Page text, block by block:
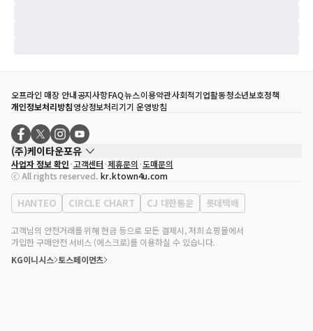
오프라인 매장 안내공지사항FAQ뉴스이용약관사회적기업활동청소년보호정책
개인정보처리방침영상정보처리기기 운영방침
(주)케이타운포유
대표자
송효민
사업자등록번호
120-87-71116
통신판매업 신고번호 제2011-서울강남-02223
대표전화
02-552-9855
사업자 정보 확인 고객센터 제휴문의 도매문의
ⓒ All rights reserved. kr.ktown4u.com
HANTEO CIRCLE CHART CJ 대한통운 롯데택배
고객님의 안전거래를 위해 현금 등으로 모든 결제시, 저희 쇼핑몰에서
가입한 구매안전 서비스 (에스크로)를 이용하실 수 있습니다.
KG이니시스 토스페이먼츠